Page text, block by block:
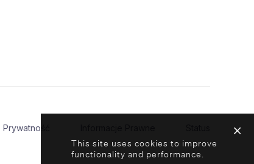
Prywatność
This site uses cookies to improve
functionality and performance.